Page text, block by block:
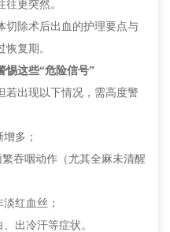
更突然。
除术后出血的护理要点与
复期。
这些“危险信号”
出现以下情况，需高度警
多；
吞咽动作（尤其全麻未清醒
红血丝；
出冷汗等症状。